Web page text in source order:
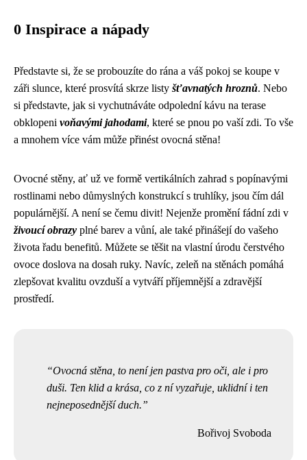
0 Inspirace a nápady
Představte si, že se probouzíte do rána a váš pokoj se koupe v
záři slunce, které prosvítá skrze listy šťavnatých hroznů. Nebo
si představte, jak si vychutnáváte odpolední kávu na terase
obklopeni voňavými jahodami, které se pnou po vaší zdi. To vše
a mnohem více vám může přinést ovocná stěna!
Ovocné stěny, ať už ve formě vertikálních zahrad s popínavými
rostlinami nebo důmyslných konstrukcí s truhlíky, jsou čím dál
populárnější. A není se čemu divit! Nejenže promění fádní zdi v
živoucí obrazy plné barev a vůní, ale také přinášejí do vašeho
života řadu benefitů. Můžete se těšit na vlastní úrodu čerstvého
ovoce doslova na dosah ruky. Navíc, zeleň na stěnách pomáhá
zlepšovat kvalitu ovzduší a vytváří příjemnější a zdravější
prostředí.
Ovocná stěna, to není jen pastva pro oči, ale i pro
duši. Ten klid a krása, co z ní vyzařuje, uklidní i ten
nejneposednější duch.
Bořivoj Svoboda